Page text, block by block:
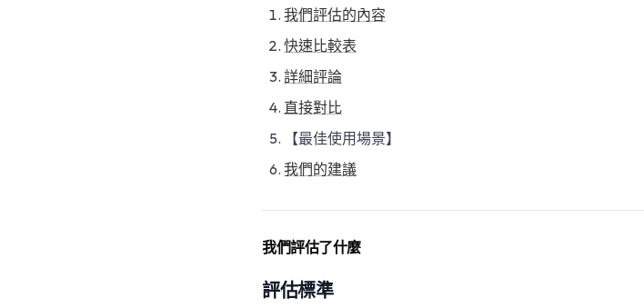
我們評估的內容
快速比較表
詳細評論
直接對比
【最佳使用場景】
我們的建議
我們評估了什麼
評估標準